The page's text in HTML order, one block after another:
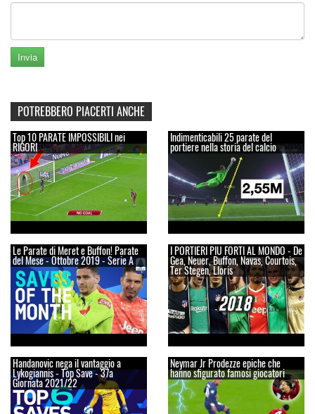
POTREBBERO PIACERTI ANCHE
Top 10 PARATE IMPOSSIBILI nei
RIGORI
Indimenticabili 25 parate del
portiere nella storia del calcio
Le Parate di Meret e Buffon! Parate
del Mese - Ottobre 2019 - Serie A
I PORTIERI PIU FORTI AL MONDO - De
Gea, Neuer, Buffon, Navas, Courtois,
Ter Stegen, Lloris
Handanovic nega il vantaggio a
Lykogiannis - Top Save - 37a
Giornata 2021/22
Neymar Jr Prodezze epiche che
hanno sfigurato famosi giocatori